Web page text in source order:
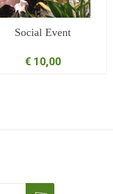
Social Event
€ 10,00